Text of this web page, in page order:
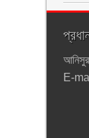
আনিসুর
E-